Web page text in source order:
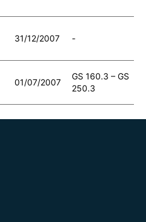
31/12/2007 -
01/07/2007
GS 160.3 – GS
250.3